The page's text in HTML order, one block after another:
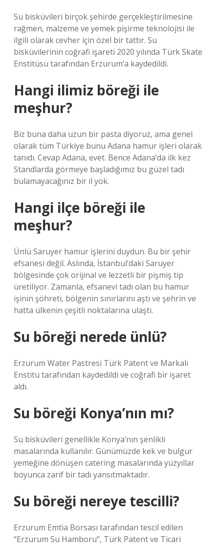
Su bisküvileri birçok şehirde gerçekleştirilmesine
rağmen, malzeme ve yemek pişirme teknolojisi ile
ilgili olarak cevher için özel bir tattır. Su
bisküvilerinin coğrafi işareti 2020 yılında Türk Skate
Enstitüsü tarafından Erzurum’a kaydedildi.
Hangi ilimiz böreği ile
meşhur?
Biz buna daha uzun bir pasta diyoruz, ama genel
olarak tüm Türkiye bunu Adana hamur işleri olarak
tanıdı. Cevap Adana, evet. Bence Adana’da ilk kez
Standlarda görmeye başladığımız bu güzel tadı
bulamayacağınız bir il yok.
Hangi ilçe böreği ile
meşhur?
Ünlü Saruyer hamur işlerini duydun. Bu bir şehir
efsanesi değil. Aslında, İstanbul’daki Saruyer
bölgesinde çok orijinal ve lezzetli bir pişmiş tip
üretiliyor. Zamanla, efsanevi tadı olan bu hamur
işinin şöhreti, bölgenin sınırlarını aştı ve şehrin ve
hatta ülkenin çeşitli noktalarına ulaştı.
Su böreği nerede ünlü?
Erzurum Water Pastresi Türk Patent ve Markalı
Enstitü tarafından kaydedildi ve coğrafi bir işaret
aldı.
Su böreği Konya’nın mı?
Su bisküvileri genellikle Konya’nın şenlikli
masalarında kullanılır. Günümüzde kek ve bulgur
yemeğine dönüşen catering masalarında yüzyıllar
boyunca zarif bir tadı yansıtmaktadır.
Su böreği nereye tescilli?
Erzurum Emtia Borsası tarafından tescil edilen
“Erzurum Su Hamboru”, Türk Patent ve Ticari